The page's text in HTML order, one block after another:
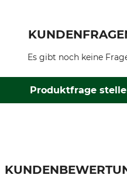
Produktfrage
Es gibt noch keine